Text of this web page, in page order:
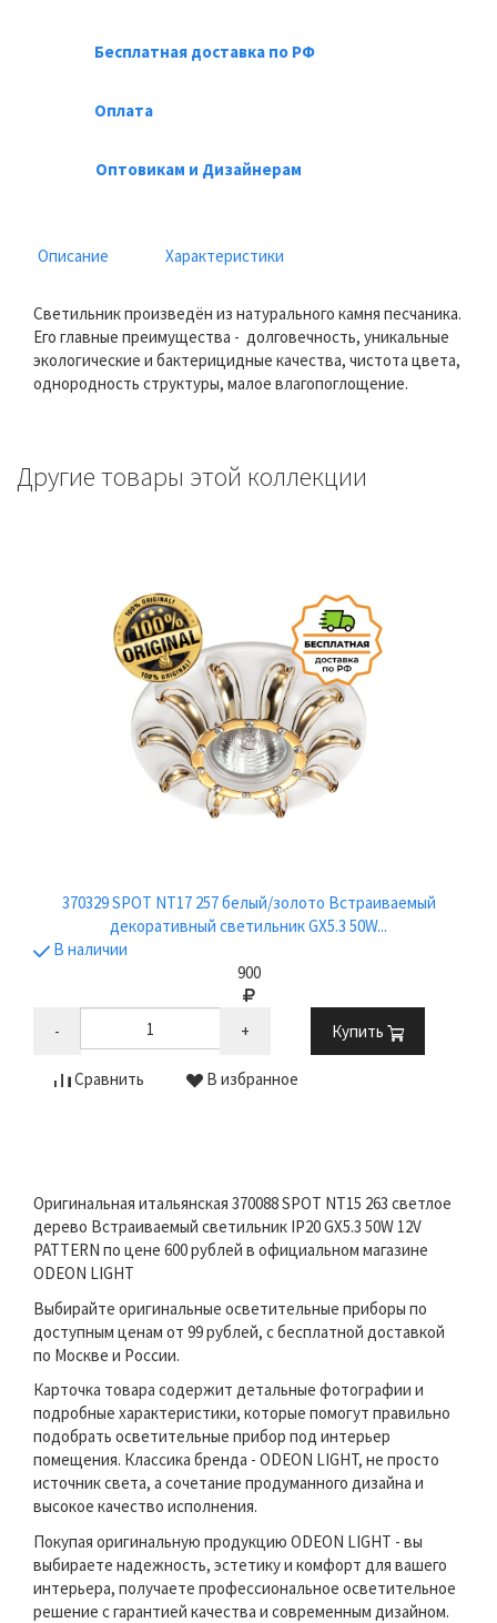
Бесплатная доставка по РФ
Оплата
Оптовикам и Дизайнерам
Описание Характеристики
Светильник произведён из натурального камня песчаника.
Его главные преимущества - долговечность, уникальные
экологические и бактерицидные качества, чистота цвета,
однородность структуры, малое влагопоглощение.
Другие товары этой коллекции
370329 SPOT NT17 257 белый/золото Встраиваемый
декоративный светильник GX5.3 50W...
В наличии
900
- + Купить
Сравнить В избранное
Оригинальная итальянская 370088 SPOT NT15 263 светлое
дерево Встраиваемый светильник IP20 GX5.3 50W 12V
PATTERN по цене 600 рублей в официальном магазине
ODEON LIGHT
Выбирайте оригинальные осветительные приборы по
доступным ценам от 99 рублей, с бесплатной доставкой
по Москве и России.
Карточка товара содержит детальные фотографии и
подробные характеристики, которые помогут правильно
подобрать осветительные прибор под интерьер
помещения. Классика бренда - ODEON LIGHT, не просто
источник света, а сочетание продуманного дизайна и
высокое качество исполнения.
Покупая оригинальную продукцию ODEON LIGHT - вы
выбираете надежность, эстетику и комфорт для вашего
интерьера, получаете профессиональное осветительное
решение с гарантией качества и современным дизайном.